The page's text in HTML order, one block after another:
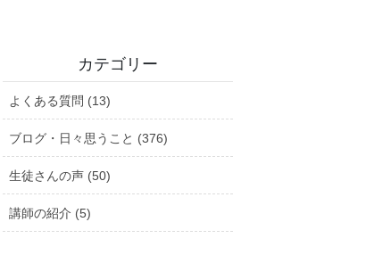
カテゴリー
よくある質問 (13)
ブログ・日々思うこと (376)
生徒さんの声 (50)
講師の紹介 (5)